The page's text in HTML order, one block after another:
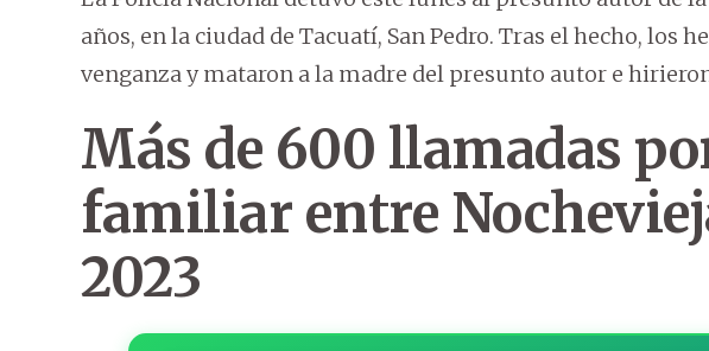
años, en la ciudad de Tacuatí, San Pedro. Tras el hecho, los
venganza y mataron a la madre del presunto autor e
Más de 600 llamadas
familiar entre
2023